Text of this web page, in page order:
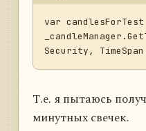
var
Т.е. я пытаюсь
минутных свечек.